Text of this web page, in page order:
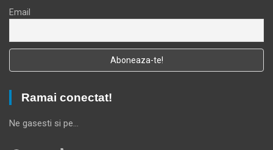
Email
Ramai conectat!
Ne gasesti si pe…